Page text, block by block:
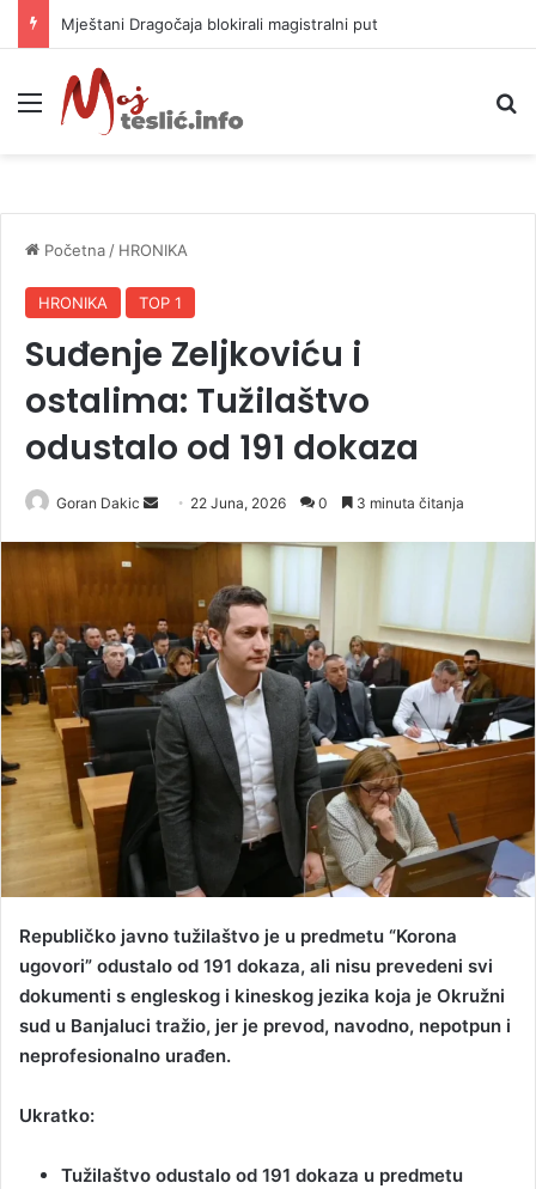
Helikopter ponovo gasi vatru u selima kod Trebinja
Meni
Početna / HRONIKA
HRONIKA TOP 1
Suđenje Zeljkoviću i
ostalima: Tužilaštvo
odustalo od 191 dokaza
Goran Dakic
n
a
n
e
m
i
22 Juna, 2026 0 3 minuta čitanja
Republičko javno tužilaštvo je u predmetu “Korona
ugovori” odustalo od 191 dokaza, ali nisu prevedeni svi
dokumenti s engleskog i kineskog jezika koja je Okružni
sud u Banjaluci tražio, jer je prevod, navodno, nepotpun i
neprofesionalno urađen.
Ukratko:
Tužilaštvo odustalo od 191 dokaza u predmetu